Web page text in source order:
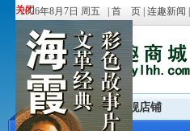
关闭
关闭
2026年8月7日 周五 | 首 页 连趣新闻
商城首页 旗舰店铺